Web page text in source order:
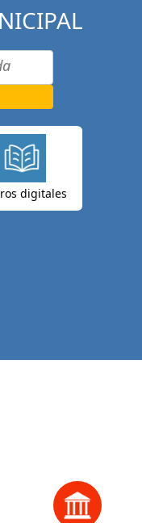
digitales